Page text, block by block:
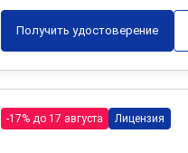
Получить удостоверение
-17% до 17 августа Лицензия